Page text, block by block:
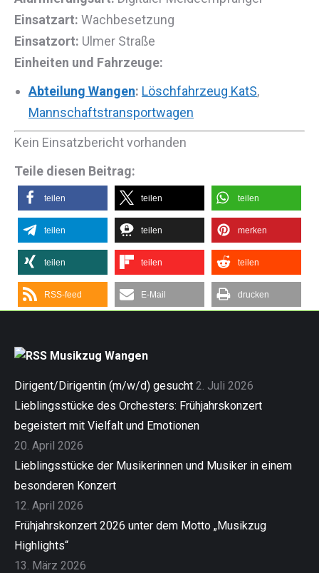
Einsatzart: Wachbesetzung
Einsatzort: Ulmer Straße
Einheiten und Fahrzeuge:
Abteilung Wangen: Löschfahrzeug KatS,
Mannschaftstransportwagen
Kein Einsatzbericht vorhanden
Teile diesen Beitrag:
teilen teilen teilen
teilen teilen merken
teilen teilen teilen
RSS-feed E-Mail drucken
Musikzug Wangen
Dirigent/Dirigentin (m/w/d) gesucht 2. Juli 2026
Lieblingsstücke des Orchesters: Frühjahrskonzert
begeistert mit Vielfalt und Emotionen
20. April 2026
Lieblingsstücke der Musikerinnen und Musiker in einem
besonderen Konzert
12. April 2026
Frühjahrskonzert 2026 unter dem Motto „Musikzug
Highlights“
13. März 2026